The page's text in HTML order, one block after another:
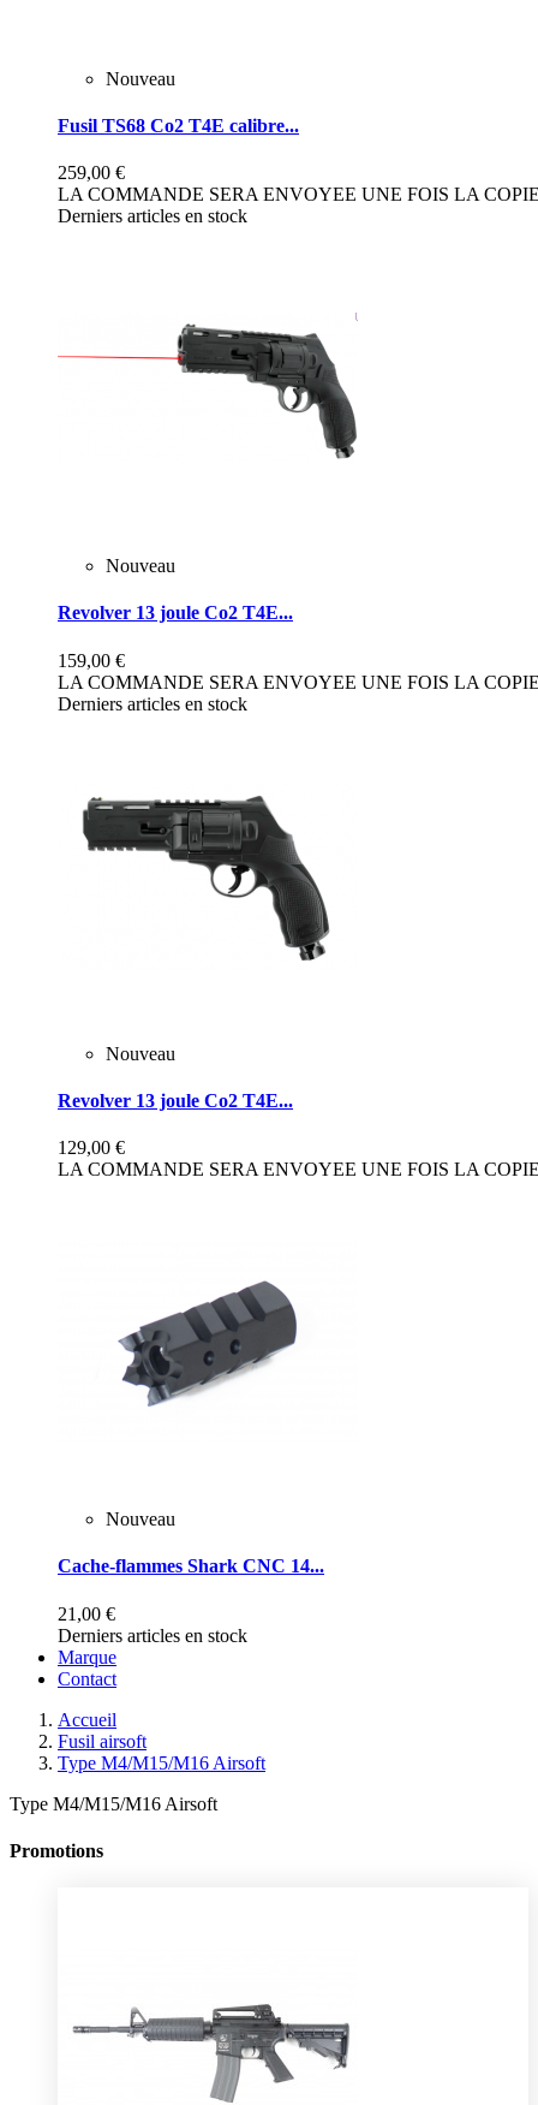
Nouveau
Fusil TS68 Co2 T4E calibre...
259,00 €
LA COMMANDE SERA ENVOYEE UNE FOIS LA
Derniers articles en stock
Nouveau
Revolver 13 joule Co2 T4E...
159,00 €
LA COMMANDE SERA ENVOYEE UNE FOIS LA
Derniers articles en stock
Nouveau
Revolver 13 joule Co2 T4E...
129,00 €
LA COMMANDE SERA ENVOYEE UNE FOIS LA
Nouveau
Cache-flammes Shark CNC 14...
21,00 €
Derniers articles en stock
Marque
Contact
Accueil
Fusil airsoft
Type M4/M15/M16 Airsoft
Type M4/M15/M16 Airsoft
Promotions